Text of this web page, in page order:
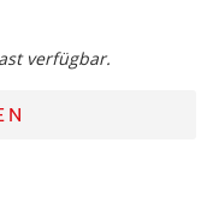
verfügbar.